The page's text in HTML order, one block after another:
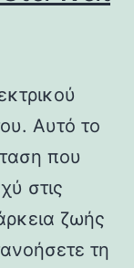
Αυτό το
που
στις
ζωής
τη